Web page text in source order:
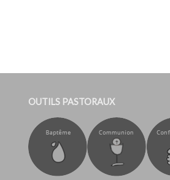
OUTILS PASTORAUX